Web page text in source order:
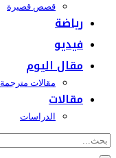
قصص قصيرة
رياضة
فيديو
مقال اليوم
مقالات مترجمة
مقالات
الدراسات